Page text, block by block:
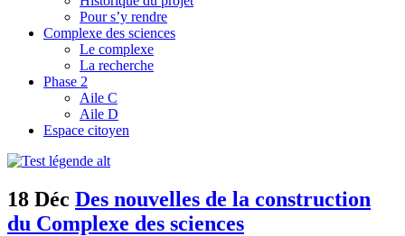
Pour s’y rendre
Complexe des sciences
Le complexe
La recherche
Phase 2
Aile C
Aile D
Espace citoyen
18 Déc Des nouvelles de la construction
du Complexe des sciences